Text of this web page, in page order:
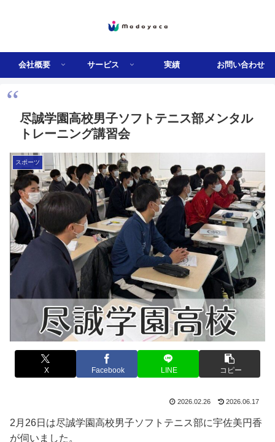
会社概要 サービス 実績 お問い合わせ
尽誠学園高校男子ソフトテニス部メンタル
トレーニング講習会
スポーツ
X Facebook LINE コピー
2026.02.26 2026.06.17
2月26日は尽誠学園高校男子ソフトテニス部に宇佐美円香
が伺いました。